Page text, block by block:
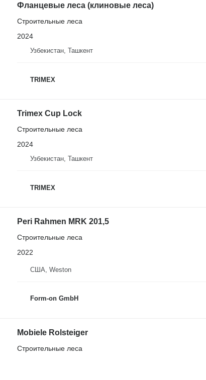
Фланцевые леса (клиновые леса)
Строительные леса
2024
Узбекистан, Ташкент
TRIMEX
Trimex Cup Lock
Строительные леса
2024
Узбекистан, Ташкент
TRIMEX
Peri Rahmen MRK 201,5
Строительные леса
2022
США, Weston
Form-on GmbH
Mobiele Rolsteiger
Строительные леса